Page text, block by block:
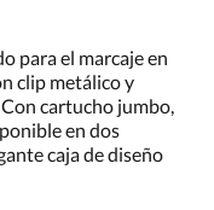
para el marcaje en
clip metálico y
cartucho jumbo,
en dos
caja de diseño